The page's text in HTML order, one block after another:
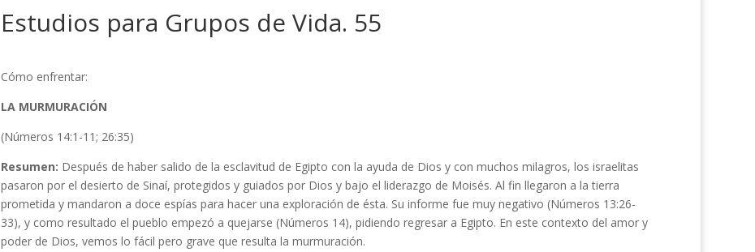
Estudios para Grupos de Vida. 55
Cómo enfrentar:
LA MURMURACIÓN
(Números 14:1-11; 26:35)
Resumen: Después de haber salido de la esclavitud de Egipto con la ayuda de Dios y con muchos milagros, los israelitas
pasaron por el desierto de Sinaí, protegidos y guiados por Dios y bajo el liderazgo de Moisés. Al fin llegaron a la tierra
prometida y mandaron a doce espías para hacer una exploración de ésta. Su informe fue muy negativo (Números 13:26-
33), y como resultado el pueblo empezó a quejarse (Números 14), pidiendo regresar a Egipto. En este contexto del amor y
poder de Dios, vemos lo fácil pero grave que resulta la murmuración.